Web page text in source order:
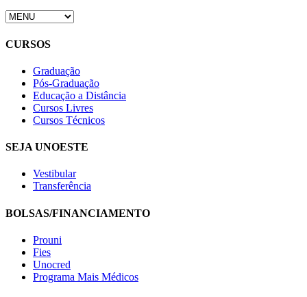
CURSOS
Graduação
Pós-Graduação
Educação a Distância
Cursos Livres
Cursos Técnicos
SEJA UNOESTE
Vestibular
Transferência
BOLSAS/FINANCIAMENTO
Prouni
Fies
Unocred
Programa Mais Médicos